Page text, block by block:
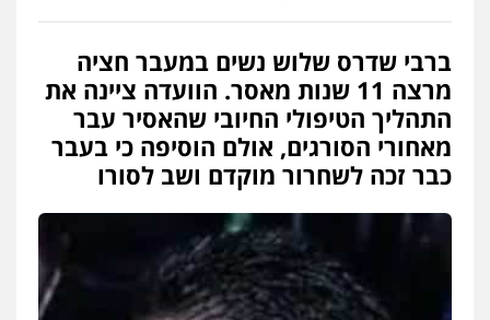
עו"ד זוהר ארבל
פלילי פשיעה חמורה מעצרים וחקירות
קטינים
0538788878
עבירות מין
חקירות ומעצרים
0526885006
ברבי שדרס שלוש נשים במעבר חציה
מרצה 11 שנות מאסר. הוועדה ציינה את
התהליך הטיפולי החיובי שהאסיר עבר
מאחורי הסורגים, אולם הוסיפה כי בעבר
כבר זכה לשחרור מוקדם ושב לסורו